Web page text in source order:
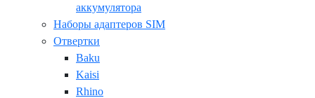
аккумулятора
Наборы адаптеров SIM
Отвертки
Baku
Kaisi
Rhino